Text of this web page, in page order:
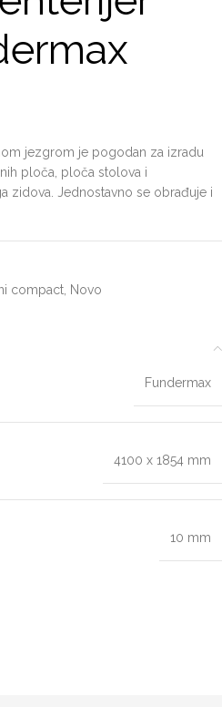
jezgrom je pogodan za izradu
ploča, ploča stolova i
zidova. Jednostavno se obrađuje i
compact Novo
Fundermax
4100 x 1854 mm
10 mm